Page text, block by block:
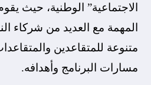
الاجتماعية” الوطنية، حيث
المهمة مع العديد من شركاء
متنوعة للمتقاعدين
مسارات البرنامج وأهدافه.